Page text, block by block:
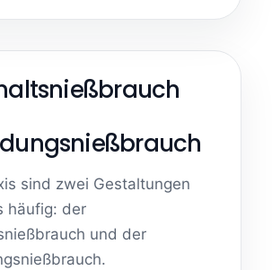
sind zwei Gestaltungen
häufig: der
und der